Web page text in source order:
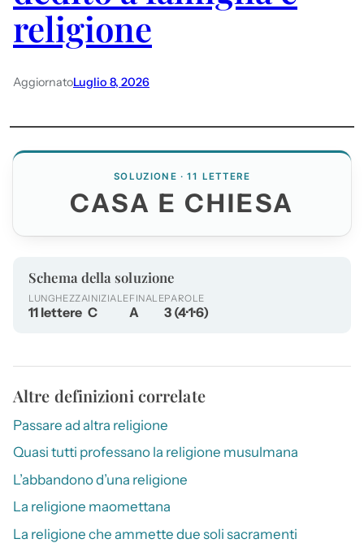
religione
AggiornatoLuglio 8, 2026
SOLUZIONE · 11 LETTERE
CASA E CHIESA
Schema della soluzione
LUNGHEZZA
11 lettere
INIZIALE
C
FINALE
A
PAROLE
3 (4·1·6)
Altre definizioni correlate
Passare ad altra religione
Quasi tutti professano la religione musulmana
L’abbandono d’una religione
La religione maomettana
La religione che ammette due soli sacramenti